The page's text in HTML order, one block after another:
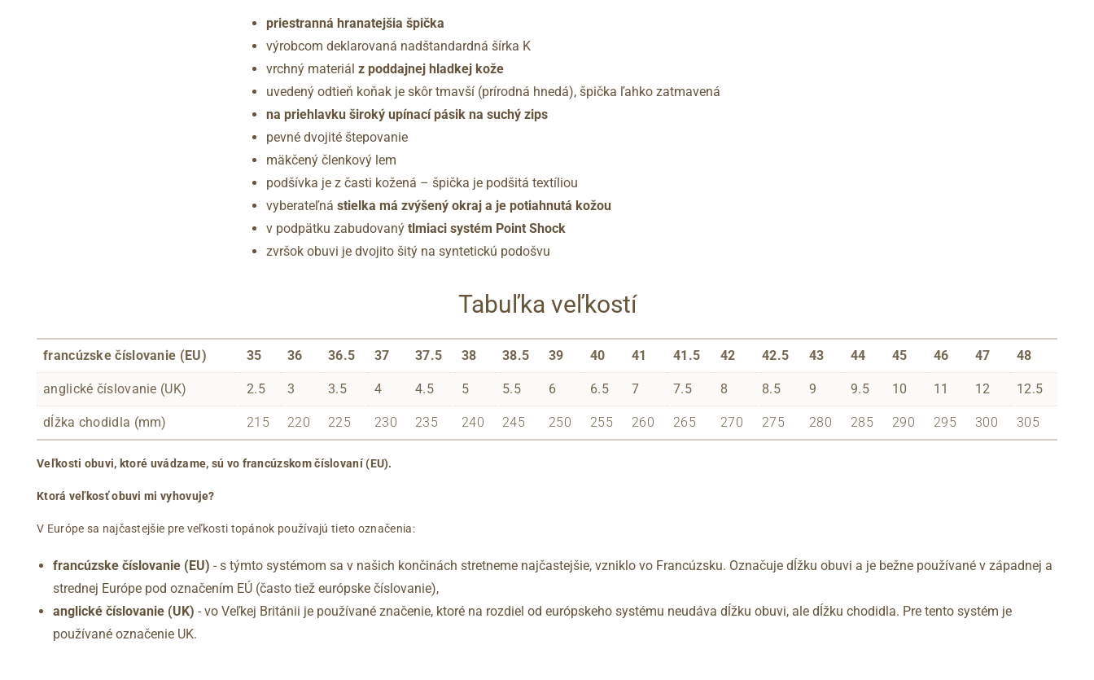
priestranná hranatejšia špička
výrobcom deklarovaná nadštandardná šírka K
vrchný materiál z poddajnej hladkej kože
uvedený odtieň koňak je skôr tmavší (prírodná hnedá), špička ľahko zatmavená
na priehlavku široký upínací pásik na suchý zips
pevné dvojité štepovanie
mäkčený členkový lem
podšívka je z časti kožená – špička je podšitá textíliou
vyberateľná stielka má zvýšený okraj a je potiahnutá kožou
v podpätku zabudovaný tlmiaci systém Point Shock
zvršok obuvi je dvojito šitý na syntetickú podošvu
Tabuľka veľkostí
francúzske číslovanie (EU) 35 36 36.5 37 37.5 38 38.5 39 40 41 41.5 42 42.5 43 44 45 46 47 48
anglické číslovanie (UK) 2.5 3 3.5 4 4.5 5 5.5 6 6.5 7 7.5 8 8.5 9 9.5 10 11 12 12.5
dĺžka chodidla (mm) 215 220 225 230 235 240 245 250 255 260 265 270 275 280 285 290 295 300 305
Veľkosti obuvi, ktoré uvádzame, sú vo francúzskom číslovaní (EU).
Ktorá veľkosť obuvi mi vyhovuje?
V Európe sa najčastejšie pre veľkosti topánok používajú tieto označenia:
francúzske číslovanie (EU) - s týmto systémom sa v našich končinách stretneme najčastejšie, vzniklo vo Francúzsku. Označuje dĺžku obuvi a je bežne používané v západnej a
strednej Európe pod označením EÚ (často tiež európske číslovanie),
anglické číslovanie (UK) - vo Veľkej Británii je používané značenie, ktoré na rozdiel od európskeho systému neudáva dĺžku obuvi, ale dĺžku chodidla. Pre tento systém je
používané označenie UK.